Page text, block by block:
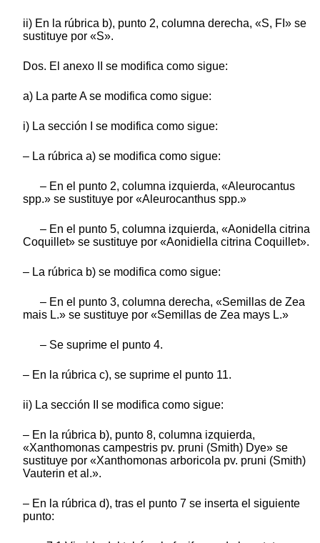
ii) En la rúbrica b), punto 2, columna derecha, «S, FI» se
sustituye por «S».
Dos. El anexo II se modifica como sigue:
a) La parte A se modifica como sigue:
i) La sección I se modifica como sigue:
– La rúbrica a) se modifica como sigue:
– En el punto 2, columna izquierda, «Aleurocantus
spp.» se sustituye por «Aleurocanthus spp.»
– En el punto 5, columna izquierda, «Aonidella citrina
Coquillet» se sustituye por «Aonidiella citrina Coquillet».
– La rúbrica b) se modifica como sigue:
– En el punto 3, columna derecha, «Semillas de Zea
mais L.» se sustituye por «Semillas de Zea mays L.»
– Se suprime el punto 4.
– En la rúbrica c), se suprime el punto 11.
ii) La sección II se modifica como sigue:
– En la rúbrica b), punto 8, columna izquierda,
«Xanthomonas campestris pv. pruni (Smith) Dye» se
sustituye por «Xanthomonas arboricola pv. pruni (Smith)
Vauterin et al.».
– En la rúbrica d), tras el punto 7 se inserta el siguiente
punto: